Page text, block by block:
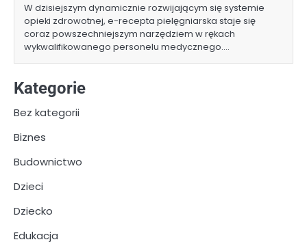
W dzisiejszym dynamicznie rozwijającym się systemie
opieki zdrowotnej, e-recepta pielęgniarska staje się
coraz powszechniejszym narzędziem w rękach
wykwalifikowanego personelu medycznego.…
Kategorie
Bez kategorii
Biznes
Budownictwo
Dzieci
Dziecko
Edukacja